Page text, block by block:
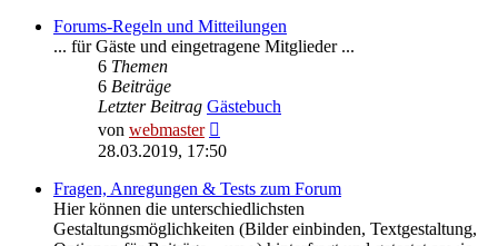
Forums-Regeln und Mitteilungen
... für Gäste und eingetragene Mitglieder ...
6 Themen
6 Beiträge
Letzter Beitrag Gästebuch
von webmaster
Beitrag
28.03.2019, 17:50
Fragen, Anregungen & Tests zum Forum
Hier können die unterschiedlichsten
Gestaltungsmöglichkeiten (Bilder einbinden, Textgestaltung,